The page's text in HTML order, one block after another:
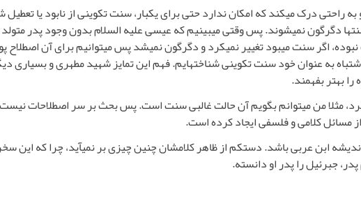
راحتی درک می­کند که امکان ندارد حتی برای یک­بار، سنت تکوینی از نابود یا
سنت­ها دگرگون نمی­شوند. پس وقتی می­بینیم که عیسی علیه السلام بدون وجود پدر
اگر سنت می­بود تغییر نمی­کرد و دگرگون نمی­شد پس می­توانیم برای آن اصطلاح
به عنوان خود سنت تکوینی شناخته­ایم. فهم این تمایز شهید مطهری و بسیاری
بهتر بفهمند.
مثلا من می­توانم بگویم آن حالت غالبی سنت است. پس بحث بر سر اصطلاحات
کلامی و فلسفی ایجاد کرده است.
جبرئیل را پدر او دانسته.